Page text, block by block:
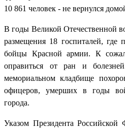
10 861 человек - не вернулся
В годы Великой Отечественной
размещения 18 госпиталей, где
бойцы Красной армии. К
оправиться от ран и
мемориальном кладбище
офицеров, умерших в годы
города.
Указом Президента